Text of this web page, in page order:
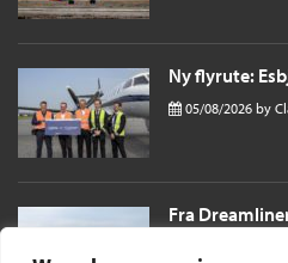
Ny flyrute:
05/08/2026 by
Fra
sende
London i et